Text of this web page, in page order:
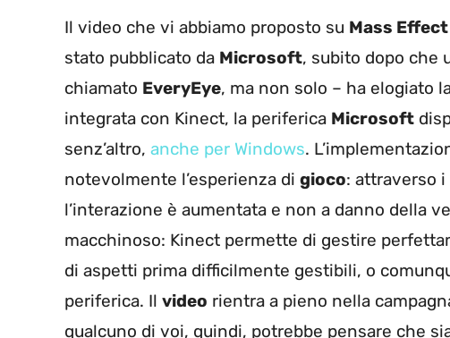
Il video che vi abbiamo proposto su Mass
stato pubblicato da Microsoft, subito dopo che
chiamato EveryEye, ma non solo – ha elogiato
integrata con Kinect, la periferica Microsoft
senz’altro, anche per Windows.
notevolmente l’esperienza di gioco: attraverso
l’interazione è aumentata e non a danno della
macchinoso: Kinect permette di gestire
di aspetti prima difficilmente gestibili, o
periferica. Il video rientra a pieno nella
qualcuno di voi, quindi, potrebbe pensare che